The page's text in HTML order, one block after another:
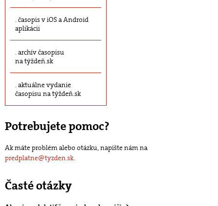
časopis v iOS a Android
aplikácii
archív časopisu
na týždeň.sk
aktuálne vydanie
časopisu na týždeň.sk
Potrebujete pomoc?
Ak máte problém alebo otázku, napíšte nám na
predplatne@tyzden.sk.
Časté otázky